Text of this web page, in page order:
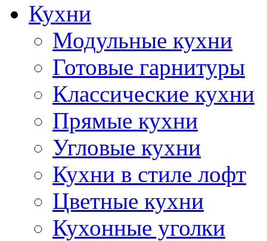
Кухни
Модульные кухни
Готовые гарнитуры
Классические кухни
Прямые кухни
Угловые кухни
Кухни в стиле лофт
Цветные кухни
Кухонные уголки